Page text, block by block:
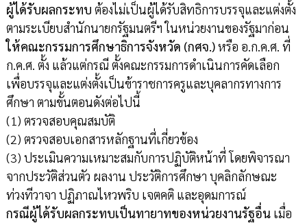
ผู้ได้รับผลกระทบ ต้องไม่เป็นผู้ได้รับสิทธิการบรรจุและแต่งตั้ง
ตามระเบียบสำนักนายกรัฐมนตรีฯ ในหน่วยงานของรัฐมาก่อน
ให้คณะกรรมการศึกษาธิการจังหวัด (กศจ.)หรือ อ.ก.ค.ศ. ที่
ก.ค.ศ. ตั้ง แล้วแต่กรณี ตั้งคณะกรรมการดำเนินการคัดเลือก
เพื่อบรรจุและแต่งตั้งเป็นข้าราชการครูและบุคลากรทางการ
ศึกษา ตามขั้นตอนดังต่อไปนี้
(1) ตรวจสอบคุณสมบัติ
(2) ตรวจสอบเอกสารหลักฐานที่เกี่ยวข้อง
(3) ประเมินความเหมาะสมกับการปฏิบัติหน้าที่ โดยพิจารณา
จากประวัติส่วนตัว ผลงาน ประวัติการศึกษา บุคลิกลักษณะ
ท่วงทีวาจา ปฏิภาณไหวพริบ เจตคติ และอุดมการณ์
กรณีผู้ได้รับผลกระทบเป็นทายาทของหน่วยงานรัฐอื่นเมื่อ